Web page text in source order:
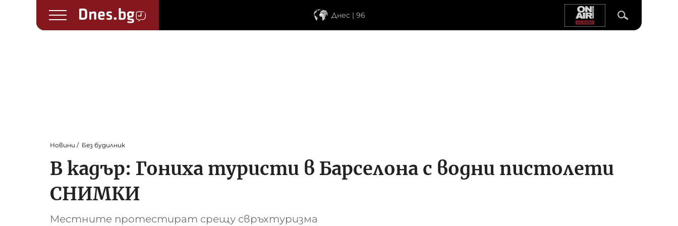
Днес | 96
Новини Без будилник
В кадър: Гониха туристи в Барселона с водни пистолети
СНИМКИ
Местните протестират срещу свръхтуризма